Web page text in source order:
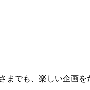
でも、楽しい企画